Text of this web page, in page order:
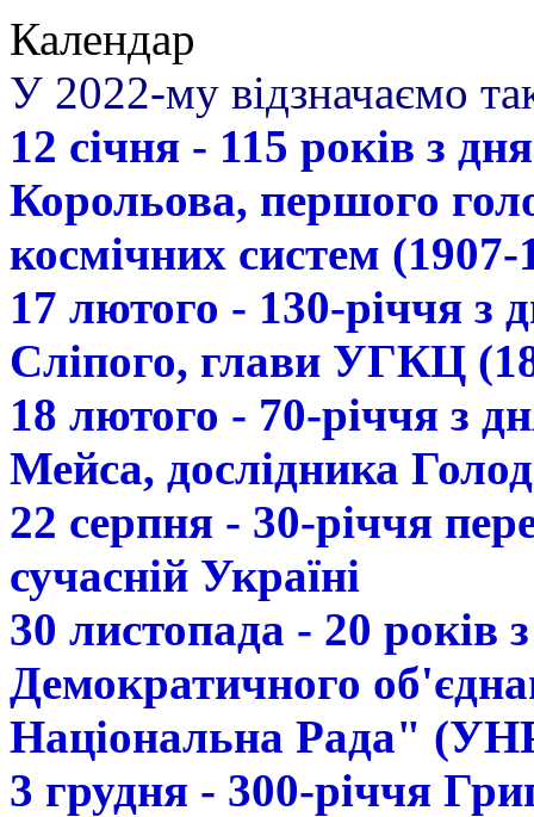
Календар
У 2022-му відзначаємо
12 січня - 115 років з
Корольова, першого
космічних систем (1907-
17 лютого - 130-річчя з
Сліпого, глави УГКЦ
18 лютого - 70-річчя з
Мейса, дослідника
22 серпня - 30-річчя
сучасній Україні
30 листопада - 20 років
Демократичного
Національна Рада"
3 грудня - 300-річчя